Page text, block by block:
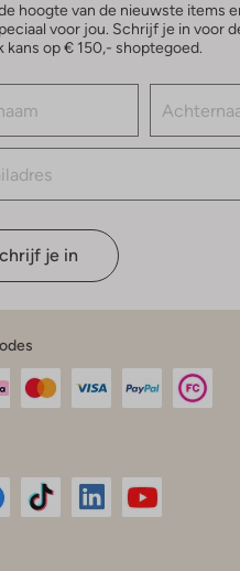
hoogte van de nieuwste items
voor jou. Schrijf je in voor
kans op € 150,- shoptegoed.
je in